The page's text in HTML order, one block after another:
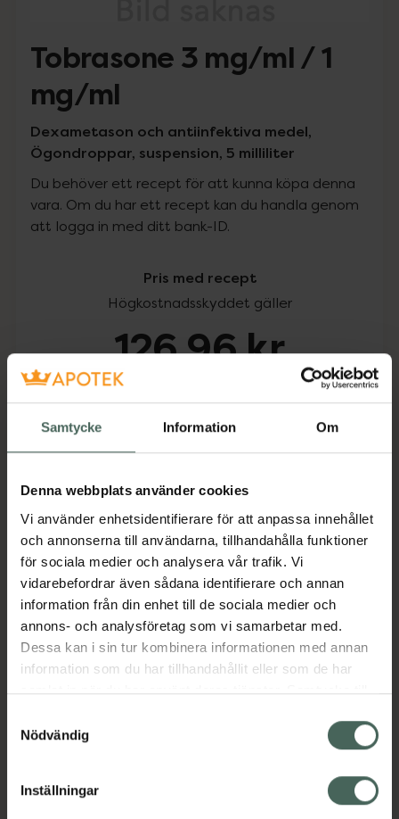
Samtycke Information Om
Denna webbplats använder cookies
Vi använder enhetsidentifierare för att anpassa innehållet
och annonserna till användarna, tillhandahålla funktioner
för sociala medier och analysera vår trafik. Vi
vidarebefordrar även sådana identifierare och annan
information från din enhet till de sociala medier och
annons- och analysföretag som vi samarbetar med.
Dessa kan i sin tur kombinera informationen med annan
information som du har tillhandahållit eller som de har
samlat in när du har använt deras tjänster. Samtycke till
återkalla ditt samtycke via webbplatsens
cookieinställningar. Ett återkallat samtycke påverkar inte
lagligheten av behandling som skett innan återkallelsen.
Nödvändig
Inställningar
Tobrasone 3 mg/ml / 1
mg/ml
Dexametason och antiinfektiva medel,
Ögondroppar, suspension, 5 milliliter
Du behöver ett recept för att kunna köpa denna
vara. Om du har ett recept kan du handla genom
att logga in med ditt bank-ID.
Pris med recept
Högkostnadsskyddet gäller
126,96 kr
Köp via ditt recept
Aktuella erbjudanden
Beskrivning Dölj
Läs alltid bipacksedeln innan
användning.
EAN:07046260509047
Bipacksedel från FASS Visa